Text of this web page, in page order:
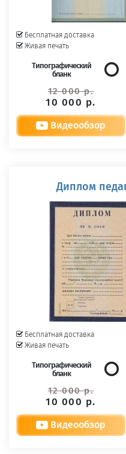
Бесплатная доставка
Живая печать
Типографический
бланк
12 000 р.
10 000 р.
Видеообзор
Диплом
Бесплатная доставка
Живая печать
Типографический
бланк
12 000 р.
10 000 р.
Видеообзор